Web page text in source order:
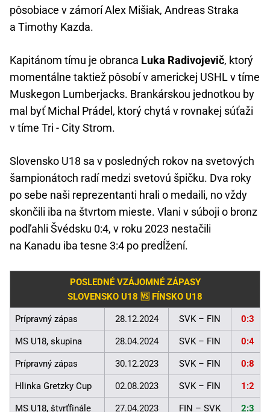
pôsobiace v zámorí Alex Mišiak, Andreas Straka
a Timothy Kazda.
Kapitánom tímu je obranca Luka Radivojevič, ktorý
momentálne taktiež pôsobí v americkej USHL v tíme
Muskegon Lumberjacks. Brankárskou jednotkou by
mal byť Michal Prádel, ktorý chytá v rovnakej súťaži
v tíme Tri - City Strom.
Slovensko U18 sa v posledných rokov na svetových
šampionátoch radí medzi svetovú špičku. Dva roky
po sebe naši reprezentanti hrali o medaili, no vždy
skončili iba na štvrtom mieste. Vlani v súboji o bronz
podľahli Švédsku 0:4, v roku 2023 nestačili
na Kanadu iba tesne 3:4 po predĺžení.
POSLEDNÉ VZÁJOMNÉ ZÁPASY
SLOVENSKO U18 🆚 FÍNSKO U18
Prípravný zápas 28.12.2024 SVK – FIN 0:3
MS U18, skupina 28.04.2024 SVK – FIN 0:4
Prípravný zápas 30.12.2023 SVK – FIN 0:8
Hlinka Gretzky Cup 02.08.2023 SVK – FIN 1:2
MS U18, štvrťfinále 27.04.2023 FIN – SVK 2:3